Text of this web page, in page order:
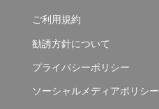
ご利用規約
勧誘方針について
プライバシーポリシー
ソーシャルメディアポリシー